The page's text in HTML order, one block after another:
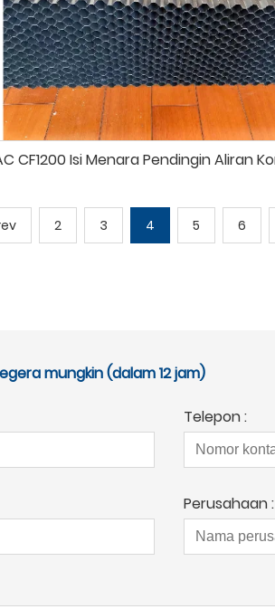
2 3 4 5 6
mungkin (dalam 12 jam)
Telepon :
Perusahaan :